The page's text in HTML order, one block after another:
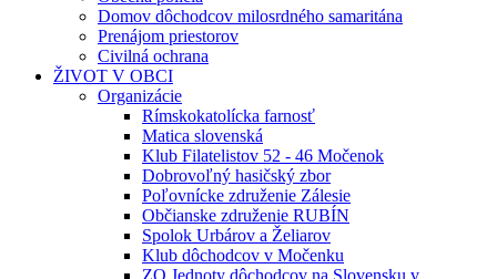
Domov dôchodcov milosrdného samaritána
Prenájom priestorov
Civilná ochrana
ŽIVOT V OBCI
Organizácie
Rímskokatolícka farnosť
Matica slovenská
Klub Filatelistov 52 - 46 Močenok
Dobrovoľný hasičský zbor
Poľovnícke združenie Zálesie
Občianske združenie RUBÍN
Spolok Urbárov a Želiarov
Klub dôchodcov v Močenku
ZO Jednoty dôchodcov na Slovensku v